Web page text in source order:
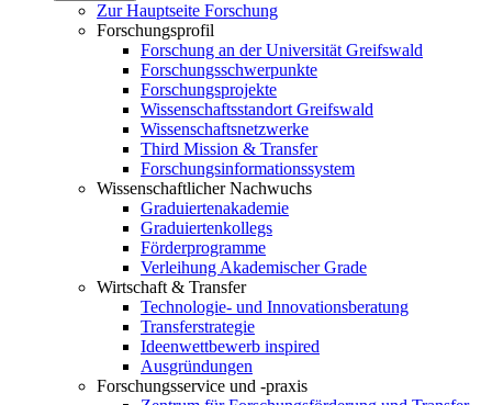
Zur Hauptseite Forschung
Forschungsprofil
Forschung an der Universität Greifswald
Forschungsschwerpunkte
Forschungsprojekte
Wissenschaftsstandort Greifswald
Wissenschaftsnetzwerke
Third Mission & Transfer
Forschungsinformationssystem
Wissenschaftlicher Nachwuchs
Graduiertenakademie
Graduiertenkollegs
Förderprogramme
Verleihung Akademischer Grade
Wirtschaft & Transfer
Technologie- und Innovationsberatung
Transferstrategie
Ideenwettbewerb inspired
Ausgründungen
Forschungsservice und -praxis